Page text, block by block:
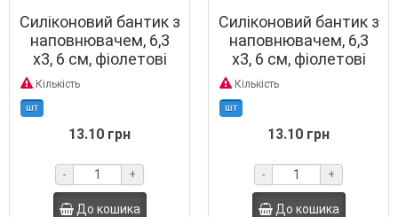
Силіконовий бантик з
наповнювачем, 6,3
х3, 6 см, фіолетові
кільця, шт.
Кількість
шт
13.10 грн
- +
До кошика
Силіконовий бантик з
наповнювачем, 6,3
х3, 6 см, фіолетові
квіточки, шт.
Кількість
шт
13.10 грн
- +
До кошика